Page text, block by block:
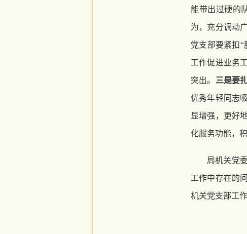
能带出过硬的
为，充分调动
党支部要紧扣
工作促进业务
突出。 三是要
优秀年轻同志
显增强，更好
化服务功能，
局机关党
工作中存在的
机关党支部工